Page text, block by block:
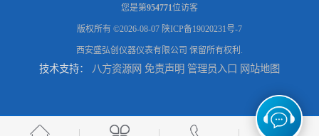
压力变送器 P300S 施工方案 压力变送器 HG2000 使用方便
您是第954771位访客
版权所有 ©2026-08-07 陕ICP备19020231号-7
西安盛弘创仪器仪表有限公司 保留所有权利.
技术支持： 八方资源网 免责声明 管理员入口 网站地图